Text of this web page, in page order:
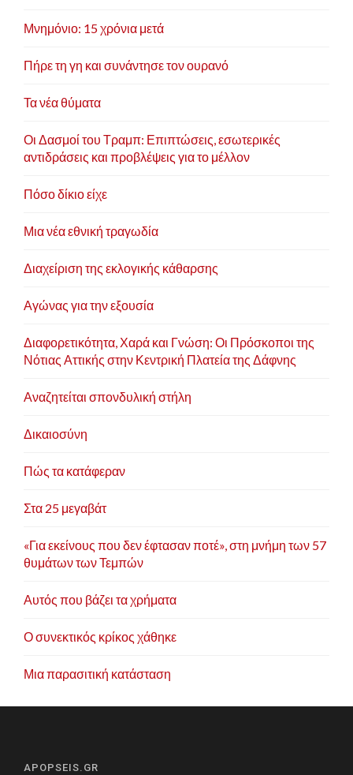
Μνημόνιο: 15 χρόνια μετά
Πήρε τη γη και συνάντησε τον ουρανό
Τα νέα θύματα
Οι Δασμοί του Τραμπ: Επιπτώσεις, εσωτερικές
αντιδράσεις και προβλέψεις για το μέλλον
Πόσο δίκιο είχε
Μια νέα εθνική τραγωδία
Διαχείριση της εκλογικής κάθαρσης
Αγώνας για την εξουσία
Διαφορετικότητα, Χαρά και Γνώση: Οι Πρόσκοποι της
Νότιας Αττικής στην Κεντρική Πλατεία της Δάφνης
Αναζητείται σπονδυλική στήλη
Δικαιοσύνη
Πώς τα κατάφεραν
Στα 25 μεγαβάτ
«Για εκείνους που δεν έφτασαν ποτέ», στη μνήμη των 57
θυμάτων των Τεμπών
Αυτός που βάζει τα χρήματα
Ο συνεκτικός κρίκος χάθηκε
Μια παρασιτική κατάσταση
APOPSEIS.GR